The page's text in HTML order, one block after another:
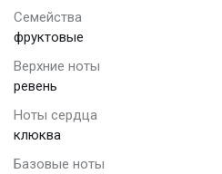
Семейства
фруктовые
Верхние ноты
ревень
Ноты сердца
клюква
Базовые ноты